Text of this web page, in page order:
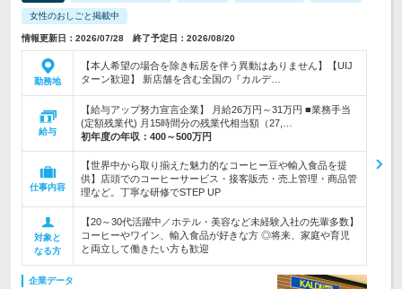
女性のおしごと掲載中
情報更新日：2026/07/28 終了予定日：2026/08/20
勤務地
【本人希望の場合を除き転居を伴う異動はありません】【UIJ
ターン歓迎】 新店舗を含む全国の『カルデ…
給与
【給与アップ努力宣言企業】 月給26万円～31万円 ■業務手当
(定額残業代) 月15時間分の残業代相当額（27,…
初年度の年収： 400～500万円
仕事内容
【世界中から取り揃えた魅力的なコーヒー豆や輸入食品を提
供】店頭でのコーヒーサービス・接客販売・売上管理・商品管
理など。丁寧な研修でSTEP UP
対象と
なる方
【20～30代活躍中／ホテル・美容など未経験入社の先輩多数】
コーヒーやワイン、輸入食品が好きな方 ◎将来、家庭や育児
と両立して働きたい方も歓迎
企業データ